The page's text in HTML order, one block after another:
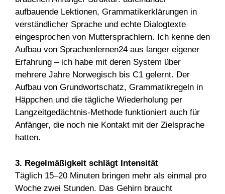
aufbauende Lektionen, Grammatikerklärungen in
verständlicher Sprache und echte Dialogtexte
eingesprochen von Muttersprachlern. Ich kenne den
Aufbau von Sprachenlernen24 aus langer eigener
Erfahrung – ich habe mit deren System über
mehrere Jahre Norwegisch bis C1 gelernt. Der
Aufbau von Grundwortschatz, Grammatikregeln in
Häppchen und die tägliche Wiederholung per
Langzeitgedächtnis-Methode funktioniert auch für
Anfänger, die noch nie Kontakt mit der Zielsprache
hatten.
3. Regelmäßigkeit schlägt Intensität
Täglich 15–20 Minuten bringen mehr als einmal pro
Woche zwei Stunden. Das Gehirn braucht